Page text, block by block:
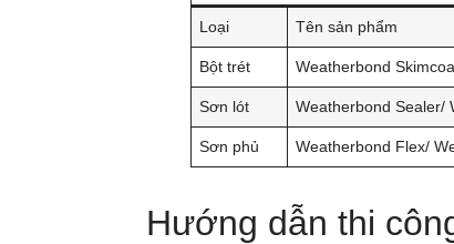
Loại Tên sản phẩm
Bột trét Weatherbond
Sơn lót Weatherbond Sealer/
Sơn phủ Weatherbond Flex/
Hướng dẫn thi